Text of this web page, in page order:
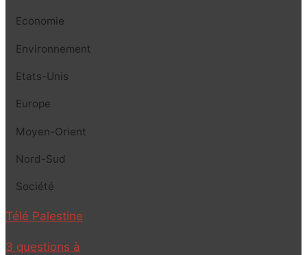
Economie
Environnement
Etats-Unis
Europe
Moyen-Orient
Nord-Sud
Société
Télé Palestine
3 questions à